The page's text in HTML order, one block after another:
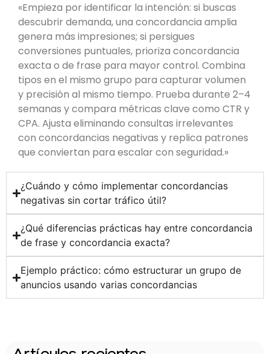
«Empieza por identificar la intención: si buscas
descubrir demanda, una concordancia amplia
genera más impresiones; si persigues
conversiones puntuales, prioriza concordancia
exacta o de frase para mayor control. Combina
tipos en el mismo grupo para capturar volumen
y precisión al mismo tiempo. Prueba durante 2–4
semanas y compara métricas clave como CTR y
CPA. Ajusta eliminando consultas irrelevantes
con concordancias negativas y replica patrones
que conviertan para escalar con seguridad.»
¿Cuándo y cómo implementar concordancias
negativas sin cortar tráfico útil?
¿Qué diferencias prácticas hay entre concordancia
de frase y concordancia exacta?
Ejemplo práctico: cómo estructurar un grupo de
anuncios usando varias concordancias